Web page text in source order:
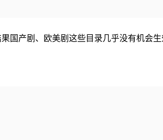
国产剧、欧美剧这些目录几乎没有机会